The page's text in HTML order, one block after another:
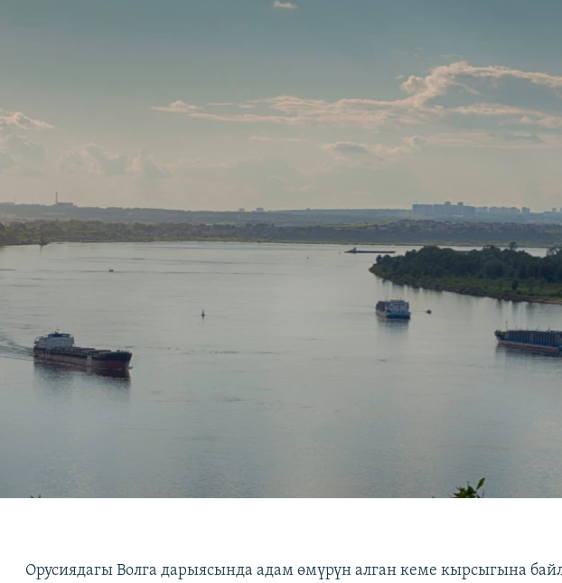
Орусиядагы Волга дарыясында адам өмүрүн алган кеме кырсыгына